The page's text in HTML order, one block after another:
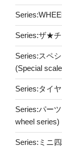
Series:ザ★チ
Series:スペ
(Special
Series:タイ
Series:パー
wheel series)
Series:ミニ